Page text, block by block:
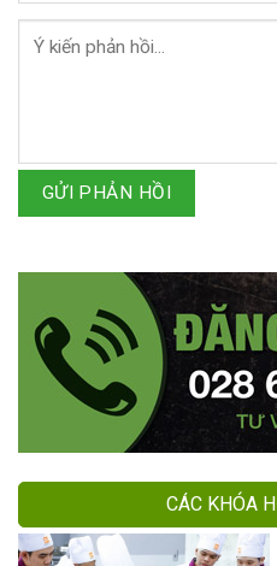
GỬI PHẢN HỒI
CÁC KHÓA